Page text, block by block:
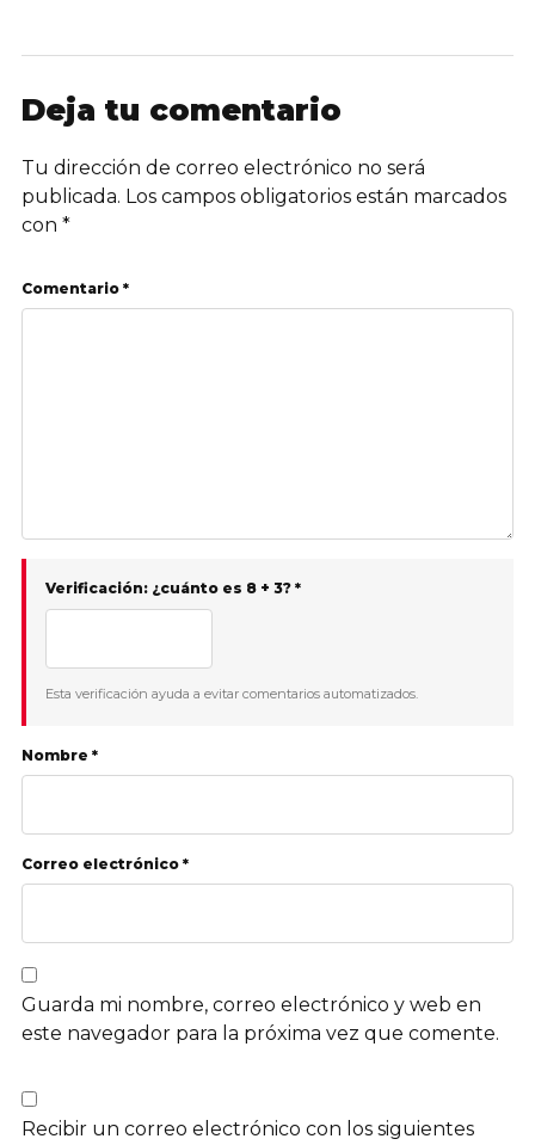
Deja tu comentario
Tu dirección de correo electrónico no será
publicada. Los campos obligatorios están marcados
con *
Comentario *
Verificación: ¿cuánto es 8 + 3? *
Esta verificación ayuda a evitar comentarios automatizados.
Nombre *
Correo electrónico *
Guarda mi nombre, correo electrónico y web en
este navegador para la próxima vez que comente.
Recibir un correo electrónico con los siguientes